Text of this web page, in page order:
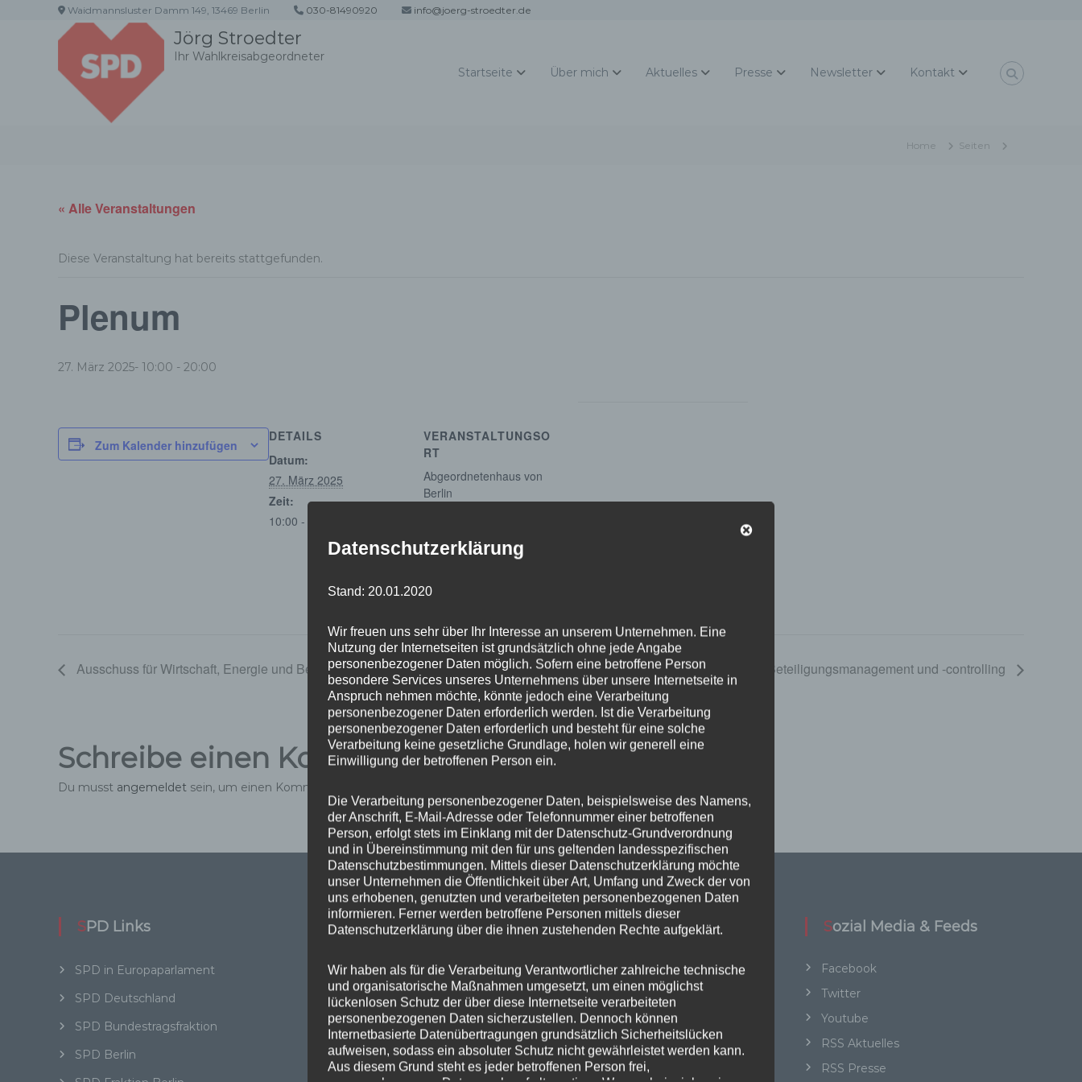
Waidmannsluster Damm 149, 13469 Berlin 030-81490920 info@joerg-stroedter.de
Jörg Stroedter
Ihr Wahlkreisabgeordneter
Startseite
Über mich Aktuelles Presse Newsletter Kontakt
Home Seiten
« Alle Veranstaltungen
Diese Veranstaltung hat bereits stattgefunden.
Plenum
27. März 2025- 10:00 - 20:00
Zum Kalender hinzufügen
DETAILS
Datum:
27. März 2025
Zeit:
10:00 - 20:00
VERANSTALTUNGSO
RT
Abgeordnetenhaus von
Berlin
Google Karte anzeigen
Ausschuss für Wirtschaft, Energie und Betriebe Unterausschuss Beteiligungsmanagement und -controlling
Schreibe einen Kommentar
Du musst angemeldet sein, um einen Kommentar abzugeben.
SPD Links
SPD in Europaparlament
SPD Deutschland
SPD Bundestragsfraktion
SPD Berlin
Wichtige Links
SPD in Startseite
Datenschutzerklärung
Kategorien
Newsletter
Anmelden
Sozial Media & Feeds
Facebook
Twitter
Youtube
RSS Aktuelles
RSS Presse
Datenschutzerklärung
Stand: 20.01.2020
Wir freuen uns sehr über Ihr Interesse an unserem Unternehmen. Eine
Nutzung der Internetseiten ist grundsätzlich ohne jede Angabe
personenbezogener Daten möglich. Sofern eine betroffene Person
besondere Services unseres Unternehmens über unsere Internetseite in
Anspruch nehmen möchte, könnte jedoch eine Verarbeitung
personenbezogener Daten erforderlich werden. Ist die Verarbeitung
personenbezogener Daten erforderlich und besteht für eine solche
Verarbeitung keine gesetzliche Grundlage, holen wir generell eine
Einwilligung der betroffenen Person ein.
Die Verarbeitung personenbezogener Daten, beispielsweise des Namens,
der Anschrift, E-Mail-Adresse oder Telefonnummer einer betroffenen
Person, erfolgt stets im Einklang mit der Datenschutz-Grundverordnung
und in Übereinstimmung mit den für uns geltenden landesspezifischen
Datenschutzbestimmungen. Mittels dieser Datenschutzerklärung möchte
unser Unternehmen die Öffentlichkeit über Art, Umfang und Zweck der von
uns erhobenen, genutzten und verarbeiteten personenbezogenen Daten
informieren. Ferner werden betroffene Personen mittels dieser
Datenschutzerklärung über die ihnen zustehenden Rechte aufgeklärt.
Wir haben als für die Verarbeitung Verantwortlicher zahlreiche technische
und organisatorische Maßnahmen umgesetzt, um einen möglichst
lückenlosen Schutz der über diese Internetseite verarbeiteten
personenbezogenen Daten sicherzustellen. Dennoch können
Internetbasierte Datenübertragungen grundsätzlich Sicherheitslücken
aufweisen, sodass ein absoluter Schutz nicht gewährleistet werden kann.
Aus diesem Grund steht es jeder betroffenen Person frei,